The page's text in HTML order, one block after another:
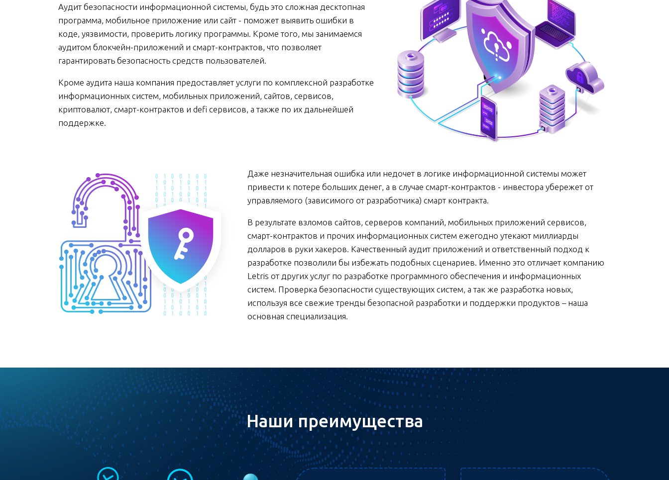
Аудит безопасности информационной системы, будь это сложная десктопная
программа, мобильное приложение или сайт - поможет выявить ошибки в
коде, уязвимости, проверить логику программы. Кроме того, мы занимаемся
аудитом блокчейн-приложений и смарт-контрактов, что позволяет
гарантировать безопасность средств пользователей.
Кроме аудита наша компания предоставляет услуги по комплексной разработке
информационных систем, мобильных приложений, сайтов, сервисов,
криптовалют, смарт-контрактов и defi сервисов, а также по их дальнейшей
поддержке.
Даже незначительная ошибка или недочет в логике информационной системы может
привести к потере больших денег, а в случае смарт-контрактов - инвестора убережет от
управляемого (зависимого от разработчика) смарт контракта.
В результате взломов сайтов, серверов компаний, мобильных приложений сервисов,
смарт-контрактов и прочих информационных систем ежегодно утекают миллиарды
долларов в руки хакеров. Качественный аудит приложений и ответственный подход к
разработке позволили бы избежать подобных сценариев. Именно это отличает компанию
Letris от других услуг по разработке программного обеспечения и информационных
систем. Проверка безопасности существующих систем, а так же разработка новых,
используя все свежие тренды безопасной разработки и поддержки продуктов – наша
основная специализация.
Наши преимущества